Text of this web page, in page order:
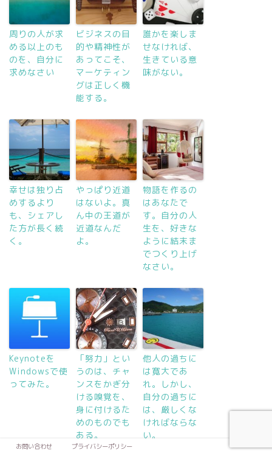
周りの人が求
める以上のも
のを、自分に
求めなさい
ビジネスの目
的や精神性が
あってこそ、
マーケティン
グは正しく機
能する。
誰かを楽しま
せなければ、
生きている意
味がない。
幸せは独り占
めするより
も、シェアし
た方が長く続
く。
やっぱり近道
はないよ。真
ん中の王道が
近道なんだ
よ。
物語を作るの
はあなたで
す。自分の人
生を、好きな
ように結末ま
でつくり上げ
なさい。
Keynoteを
Windowsで使
ってみた。
「努力」とい
うのは、チャ
ンスをかぎ分
ける嗅覚を、
身に付けるた
めのものでも
ある。
他人の過ちに
は寛大であ
れ。しかし、
自分の過ちに
は、厳しくな
ければならな
い。
お問い合わせ プライバシーポリシー